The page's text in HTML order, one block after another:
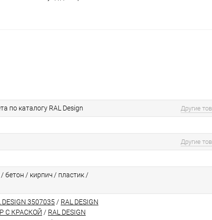
по каталогу RAL Design Другие
Другие
бетон / кирпич / пластик /
3507035 / RAL DESIGN
С КРАСКОЙ / RAL DESIGN